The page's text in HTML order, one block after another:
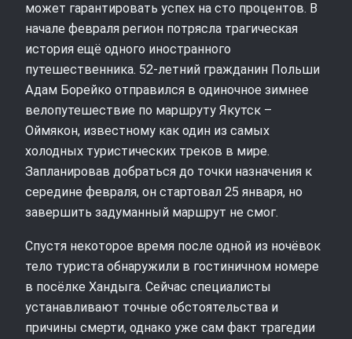
может гарантировать успех на сто процентов. В
начале февраля регион потрясла трагическая
история ещё одного иностранного
путешественника. 52‑летний гражданин Польши
Адам Борейко отправился в одиночное зимнее
велопутешествие по маршруту Якутск –
Оймякон, известному как один из самых
холодных туристических треков в мире.
Запланировав добраться до точки назначения к
середине февраля, он стартовал 25 января, но
завершить задуманный маршрут не смог.
Спустя некоторое время после одной из ночёвок
тело туриста обнаружили в гостиничном номере
в посёлке Хандыга. Сейчас специалисты
устанавливают точные обстоятельства и
причины смерти, однако уже сам факт трагедии